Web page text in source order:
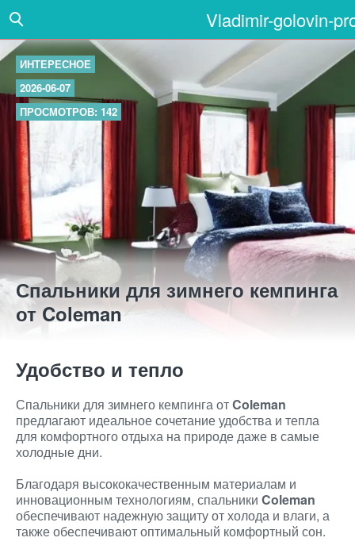
Vladimir-golovin-
ИНТЕРЕСНОЕ
2026-06-07
ПРОСМОТРОВ: 142
Спальники для зимнего кемпинга
от Coleman
Удобство и тепло
Спальники для зимнего кемпинга отColeman
предлагают идеальное сочетание удобства и тепла
для комфортного отдыха на природе даже в самые
холодные дни.
Благодаря высококачественным материалам и
инновационным технологиям, спальники Coleman
обеспечивают надежную защиту от холода и влаги, а
также обеспечивают оптимальный комфортный сон.